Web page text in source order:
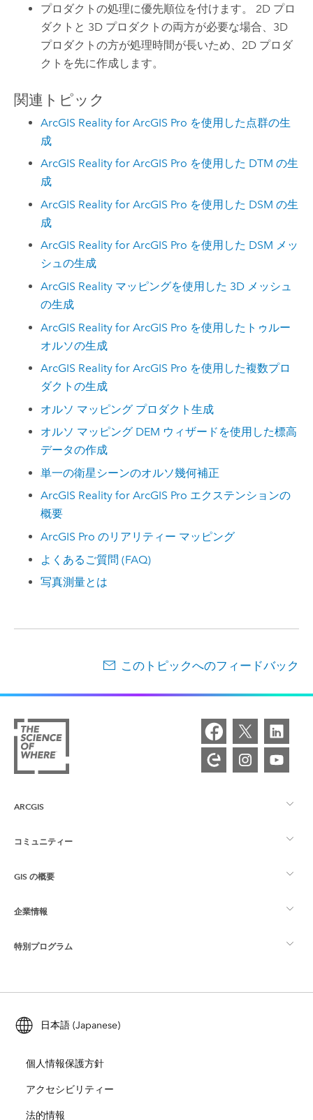
プロダクトの処理に優先順位を付けます。 2D プロ
ダクトと 3D プロダクトの両方が必要な場合、3D
プロダクトの方が処理時間が長いため、2D プロダ
クトを先に作成します。
関連トピック
ArcGIS Reality for ArcGIS Pro を使用した点群の生
成
ArcGIS Reality for ArcGIS Pro を使用した DTM の生
成
ArcGIS Reality for ArcGIS Pro を使用した DSM の生
成
ArcGIS Reality for ArcGIS Pro を使用した DSM メッ
シュの生成
ArcGIS Reality マッピングを使用した 3D メッシュ
の生成
ArcGIS Reality for ArcGIS Pro を使用したトゥルー
オルソの生成
ArcGIS Reality for ArcGIS Pro を使用した複数プロ
ダクトの生成
オルソ マッピング プロダクト生成
オルソ マッピング DEM ウィザードを使用した標高
データの作成
単一の衛星シーンのオルソ幾何補正
ArcGIS Reality for ArcGIS Pro エクステンションの
概要
ArcGIS Pro のリアリティー マッピング
よくあるご質問 (FAQ)
写真測量とは
このトピックへのフィードバック
ARCGIS
ArcGIS の概要
マッピング
Esri ストア
コミュニティー
Esri Community
ArcGIS ブログ
ユーザー調査およびテスト
Esri Young Professionals Network
GIS の概要
GIS とは
ロケーション インテリジェンス
トレーニング
ArcUser
ArcNews
ArcWatch
企業情報
Esri について
採用情報
オープンビジョン
特別プログラム
ArcGIS for Student Use
自然保護
日本語 (Japanese)
個人情報保護方針
アクセシビリティー
法的情報